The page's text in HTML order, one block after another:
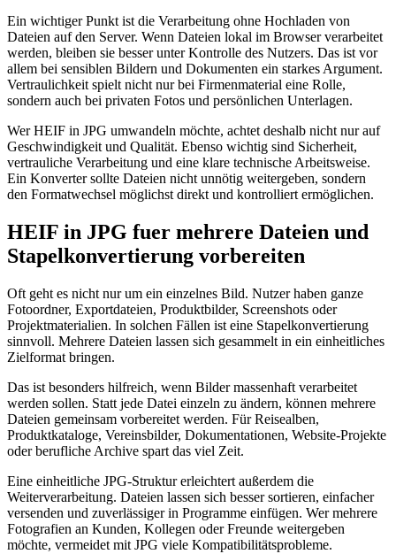
Ein wichtiger Punkt ist die Verarbeitung ohne Hochladen von
Dateien auf den Server. Wenn Dateien lokal im Browser verarbeitet
werden, bleiben sie besser unter Kontrolle des Nutzers. Das ist vor
allem bei sensiblen Bildern und Dokumenten ein starkes Argument.
Vertraulichkeit spielt nicht nur bei Firmenmaterial eine Rolle,
sondern auch bei privaten Fotos und persönlichen Unterlagen.
Wer HEIF in JPG umwandeln möchte, achtet deshalb nicht nur auf
Geschwindigkeit und Qualität. Ebenso wichtig sind Sicherheit,
vertrauliche Verarbeitung und eine klare technische Arbeitsweise.
Ein Konverter sollte Dateien nicht unnötig weitergeben, sondern
den Formatwechsel möglichst direkt und kontrolliert ermöglichen.
HEIF in JPG fuer mehrere Dateien und
Stapelkonvertierung vorbereiten
Oft geht es nicht nur um ein einzelnes Bild. Nutzer haben ganze
Fotoordner, Exportdateien, Produktbilder, Screenshots oder
Projektmaterialien. In solchen Fällen ist eine Stapelkonvertierung
sinnvoll. Mehrere Dateien lassen sich gesammelt in ein einheitliches
Zielformat bringen.
Das ist besonders hilfreich, wenn Bilder massenhaft verarbeitet
werden sollen. Statt jede Datei einzeln zu ändern, können mehrere
Dateien gemeinsam vorbereitet werden. Für Reisealben,
Produktkataloge, Vereinsbilder, Dokumentationen, Website-Projekte
oder berufliche Archive spart das viel Zeit.
Eine einheitliche JPG-Struktur erleichtert außerdem die
Weiterverarbeitung. Dateien lassen sich besser sortieren, einfacher
versenden und zuverlässiger in Programme einfügen. Wer mehrere
Fotografien an Kunden, Kollegen oder Freunde weitergeben
möchte, vermeidet mit JPG viele Kompatibilitätsprobleme.